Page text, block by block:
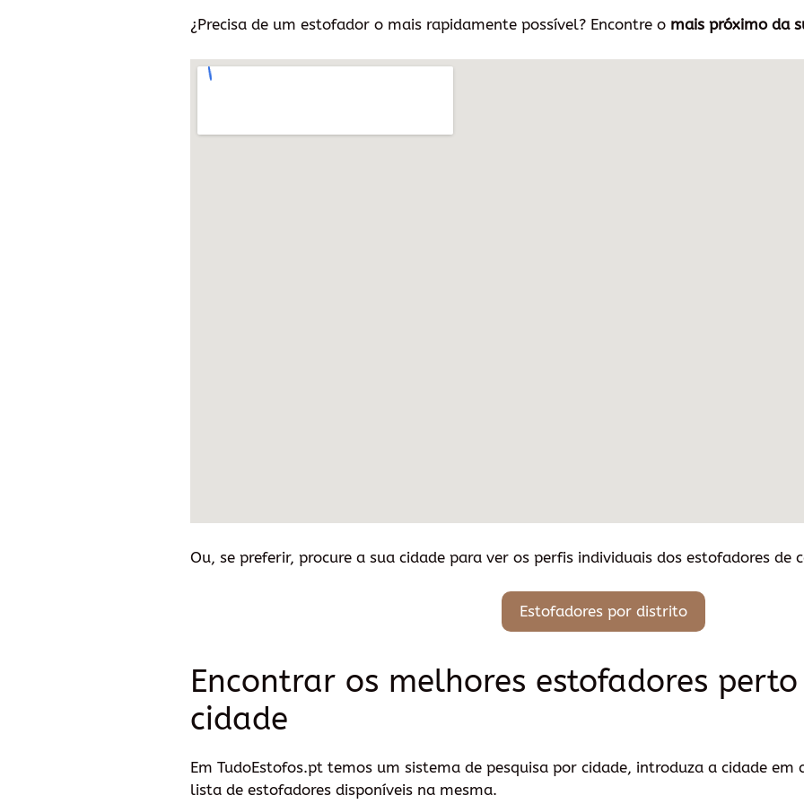
¿Precisa de um estofador o mais rapidamente possível? Encontre o mais próximo da
Ou, se preferir, procure a sua cidade para ver os perfis individuais dos estofadores de
Estofadores por distrito
Encontrar os melhores estofadores
cidade
Em TudoEstofos.pt temos um sistema de pesquisa por cidade, introduza a cidade em
lista de estofadores disponíveis na mesma.